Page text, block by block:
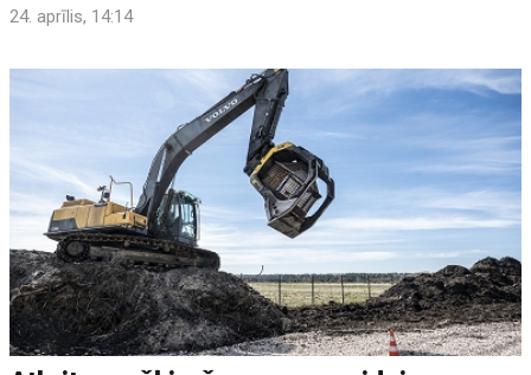
24. aprīlis, 14:14